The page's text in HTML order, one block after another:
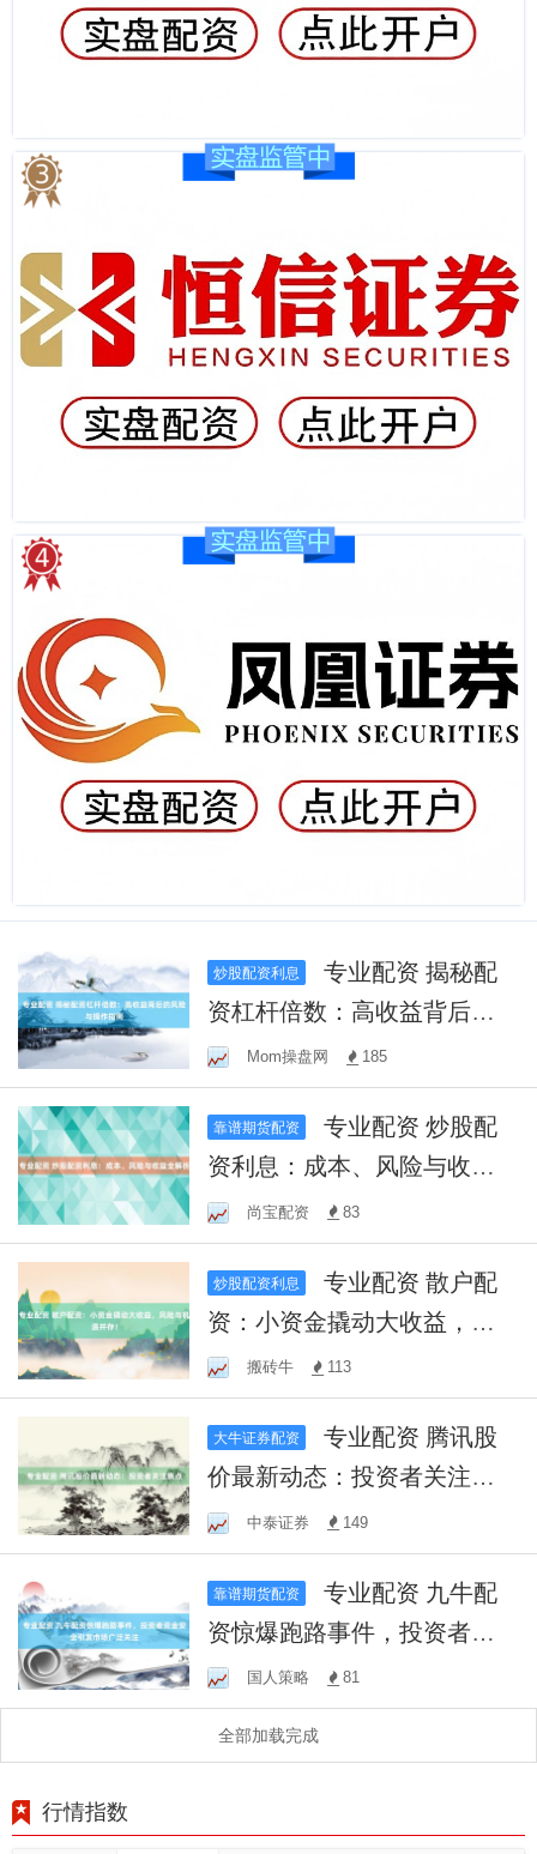
炒股配资利息
专业配资 揭秘配
资杠杆倍数：高收益背后的
风险与操作指南
Mom操盘网 185
靠谱期货配资
专业配资 炒股配
资利息：成本、风险与收益
全解析尚宝配资 83
炒股配资利息
专业配资 散户配
资：小资金撬动大收益，风
险与机遇并存！
搬砖牛 113
大牛证券配资
专业配资 腾讯股
价最新动态：投资者关注焦
点
中泰证券 149
靠谱期货配资
专业配资 九牛配
资惊爆跑路事件，投资者资
金安全引发市场广泛关注
国人策略 81
全部加载完成
行情指数